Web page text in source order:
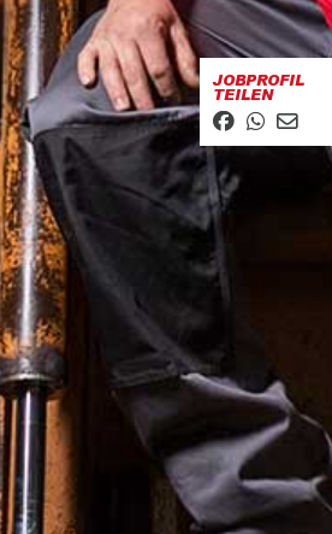
JOBPROFIL
TEILEN